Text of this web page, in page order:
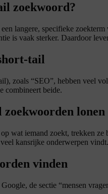
zoekwoord?
een langere, specifieke
is vaak sterker. Daardoor
tail
zoals “SEO”, hebben veel
combineert beide.
lonen
wat iemand zoekt, trekken
veel kansrijke onderwerpen vindt.
vinden
de sectie “mensen